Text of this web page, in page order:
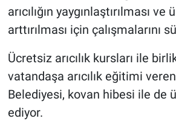
arıcılığın yaygınlaştırılması ve
arttırılması için çalışmalarını
Ücretsiz arıcılık kursları ile
vatandaşa arıcılık eğitimi
Belediyesi, kovan hibesi ile de
ediyor.